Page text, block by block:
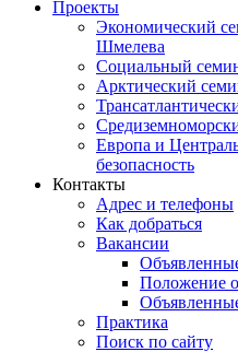
Проекты
Экономический
Шмелева
Социальный
Арктический
Европа и
безопасность
Контакты
Адрес и телефоны
Как добраться
Вакансии
Положение
Практика
Поиск по сайту